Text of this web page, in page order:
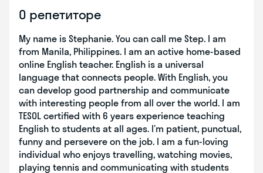
О репетиторе
My name is Stephanie. You can call me Step. I am
from Manila, Philippines. I am an active home-based
online English teacher. English is a universal
language that connects people. With English, you
can develop good partnership and communicate
with interesting people from all over the world. I am
TESOL certified with 6 years experience teaching
English to students at all ages. I’m patient, punctual,
funny and persevere on the job. I am a fun-loving
individual who enjoys travelling, watching movies,
playing tennis and communicating with students